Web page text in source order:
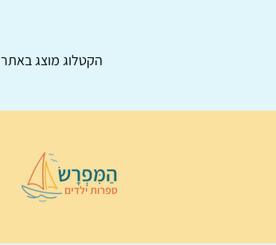
הקטלוג מוצג באתר